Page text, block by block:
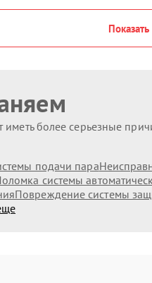
более серьезные
подачи пара
системы
Повреждение системы